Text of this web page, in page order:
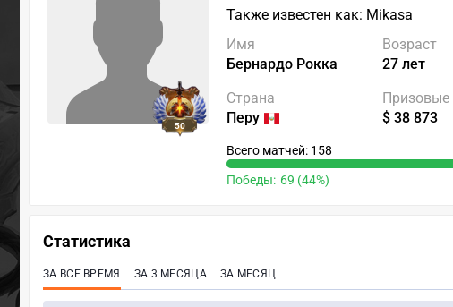
50
Также известен как: Mikasa
Имя
Бернардо Рокка
Возраст
27 лет
Страна
Перу
Призовые
$ 38 873
Всего матчей: 158
Победы: 69 (44%)
Статистика
ЗА ВСЕ ВРЕМЯ ЗА 3 МЕСЯЦА ЗА МЕСЯЦ